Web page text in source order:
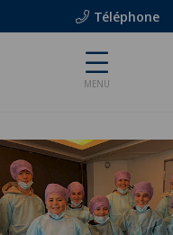
Téléphone
MENU